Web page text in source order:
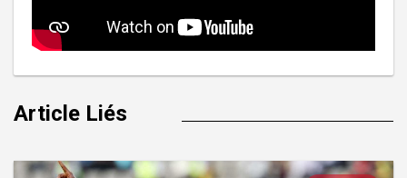
Article Liés